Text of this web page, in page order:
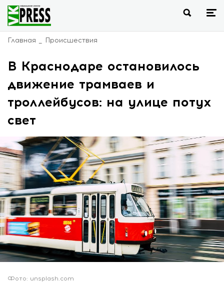
Главная Происшествия
В Краснодаре остановилось
движение трамваев и
троллейбусов: на улице потух
свет
Фото: unsplash.com